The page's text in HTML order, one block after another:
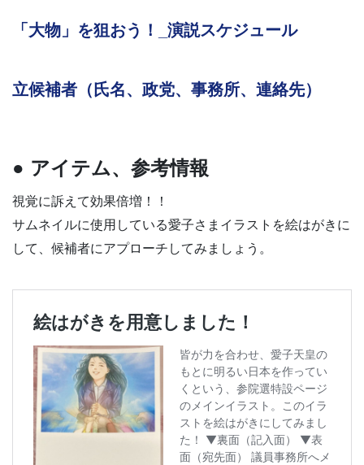
「大物」を狙おう！_演説スケジュール
立候補者（氏名、政党、事務所、連絡先）
● アイテム、参考情報
視覚に訴えて効果倍増！！
サムネイルに使用している愛子さまイラストを絵はがきに
して、候補者にアプローチしてみましょう。